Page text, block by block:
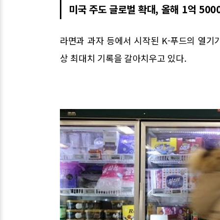
미국 주도 글로벌 확대, 올해 1억
라면과 과자 등에서 시작된 K-푸드의 열
상 최대치 기록을 갈아치우고 있다.